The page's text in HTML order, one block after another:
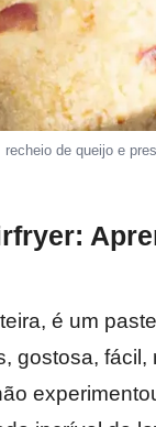
de queijo e
é um
gostosa, fácil,